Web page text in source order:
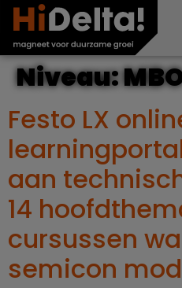
Niveau:
Festo LX
aan
14
cursussen
semicon